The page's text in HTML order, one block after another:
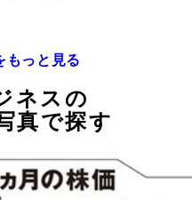
もっと見る
ネスの
真で探す